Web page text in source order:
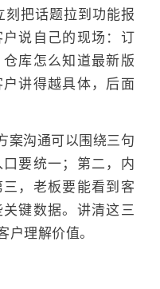
刻把话题拉到功能报
说自己的现场：订
库怎么知道最新版
讲得越具体，后面
案沟通可以围绕三句
要统一；第二，内
，老板要能看到客
键数据。讲清这三
户理解价值。